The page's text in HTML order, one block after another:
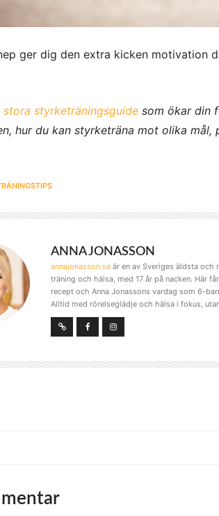
ger dig den extra kicken motivation
styrketräningsguide som ökar din
hur du kan styrketräna mot olika mål,
ANNA JONASSON
annajonasson.se är en av Sveriges äldsta
träning och hälsa, med 17 år på nacken. Här
recept och Anna Jonassons vardag som 6-
Alltid med rörelseglädje och hälsa i fokus,